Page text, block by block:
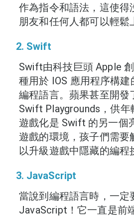
作為指令和語法，這使得
朋友和任何人都可以輕鬆
2. Swift
Swift由科技巨頭 Apple
種用於 IOS 應用程序構
編程語言。蘋果甚至開
Swift Playgrounds，供年
遊戲化是 Swift 的另一個
遊戲的環境，孩子們需要
以升級遊戲中隱藏的編程
3. JavaScript
當說到編程語言時，一定
JavaScript！它一直是前